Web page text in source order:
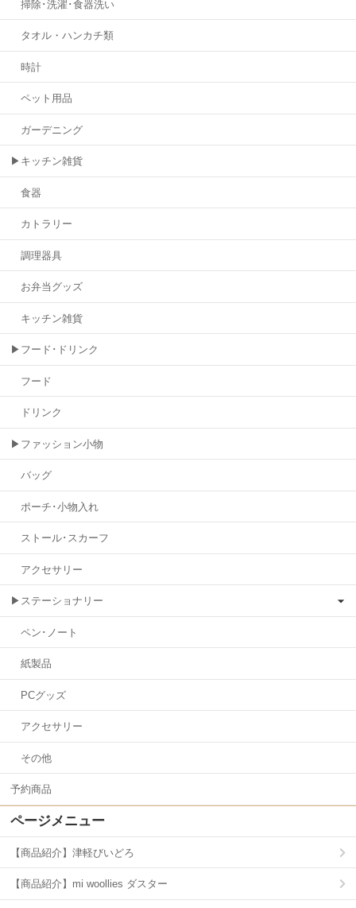
掃除･洗濯･食器洗い
タオル・ハンカチ類
時計
ペット用品
ガーデニング
▶キッチン雑貨
食器
カトラリー
調理器具
お弁当グッズ
キッチン雑貨
▶フード･ドリンク
フード
ドリンク
▶ファッション小物
バッグ
ポーチ･小物入れ
ストール･スカーフ
アクセサリー
▶ステーショナリー
ペン･ノート
紙製品
PCグッズ
アクセサリー
その他
予約商品
ページメニュー
【商品紹介】津軽びいどろ
【商品紹介】mi woollies ダスター